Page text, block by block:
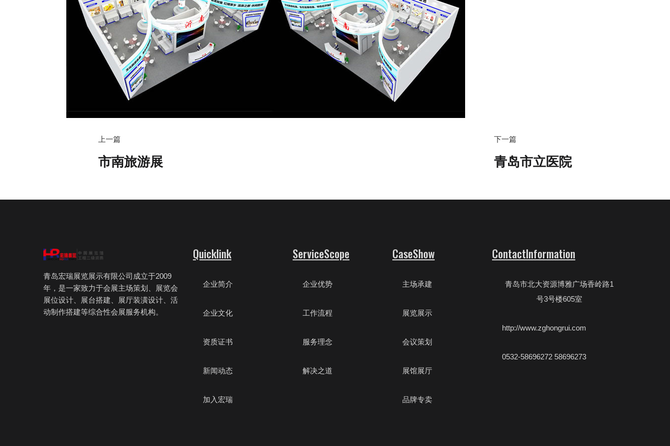
上一篇
市南旅游展
下一篇
青岛市立医院
青岛宏瑞展览展示有限公司成立于2009
年，是一家致力于会展主场策划、展览会
展位设计、展台搭建、展厅装潢设计、活
动制作搭建等综合性会展服务机构。
Quicklink
企业简介
企业文化
资质证书
新闻动态
加入宏瑞
ServiceScope
企业优势
工作流程
服务理念
解决之道
CaseShow
主场承建
展览展示
会议策划
展馆展厅
品牌专卖
ContactInformation
青岛市北大资源博雅广场香岭路1
号3号楼605室
http://www.zghongrui.com
0532-58696272 58696273